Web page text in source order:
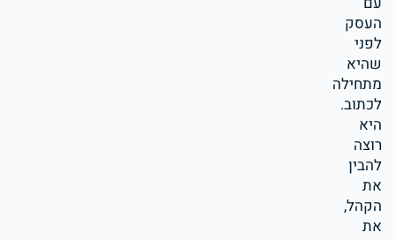
העסק
לפני
שהיא
מתחילה
לכתוב.
היא
רוצה
להבין
את
הקהל,
את